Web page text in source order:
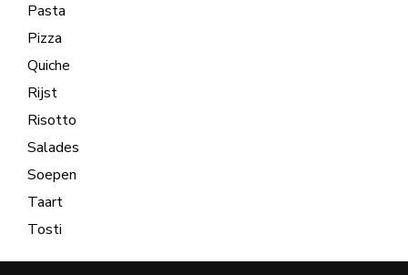
Pasta
Pizza
Quiche
Rijst
Risotto
Salades
Soepen
Taart
Tosti